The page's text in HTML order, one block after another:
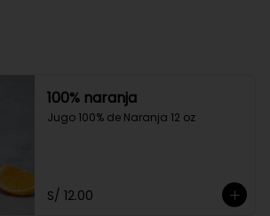
100% naranja
Jugo 100% de Naranja 12 oz
S/ 12.00